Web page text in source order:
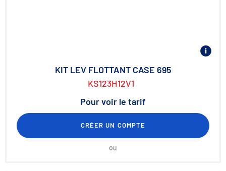
KIT LEV FLOTTANT CASE 695
KS123H12V1
Pour voir le tarif
CRÉER UN COMPTE
ou